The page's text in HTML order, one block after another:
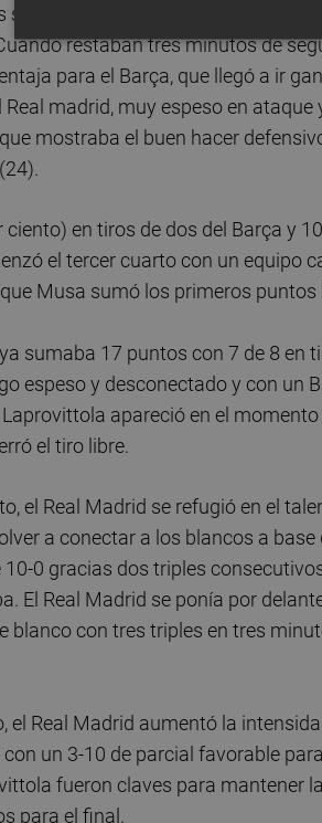
sin anotación por ninguno de los
restaban tres minutos de
para el Barça, que llegó a ir
madrid, muy espeso en
mostraba el buen hacer
ciento) en tiros de dos del Barça y
el tercer cuarto con un equipo
Musa sumó los primeros
sumaba 17 puntos con 7 de 8 en
espeso y desconectado y con un
apareció en el
el tiro libre.
el Real Madrid se refugió en el
a conectar a los blancos a
0 gracias dos triples
El Real Madrid se ponía por
blanco con tres triples en tres
el Real Madrid aumentó la
un 3-10 de parcial favorable
fueron claves para mantener
para el final.